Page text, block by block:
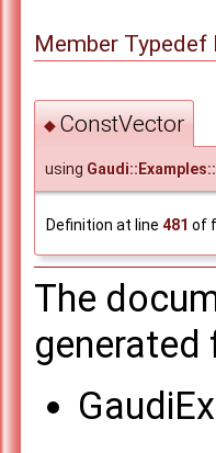
Member
◆ ConstVector
using
Definition at line 481 of
The